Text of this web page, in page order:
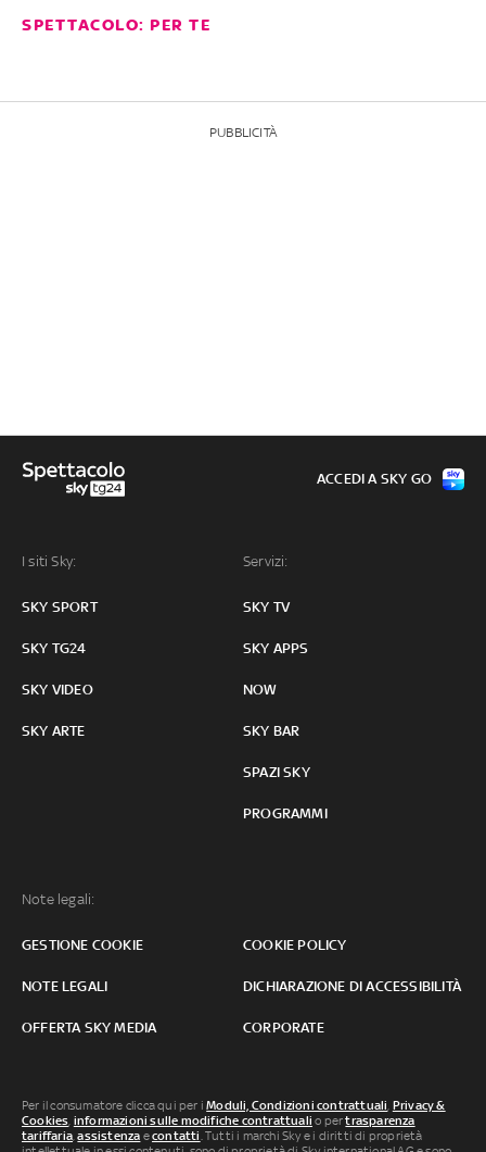
SPETTACOLO: PER TE
PUBBLICITÀ
I siti Sky:
SKY SPORT
SKY TG24
SKY VIDEO
SKY ARTE
Servizi:
SKY TV
SKY APPS
NOW
SKY BAR
SPAZI SKY
PROGRAMMI
Note legali:
GESTIONE COOKIE COOKIE POLICY
NOTE LEGALI DICHIARAZIONE DI ACCESSIBILITÀ
OFFERTA SKY MEDIA CORPORATE
ACCEDI A SKY GO
Per il consumatore clicca qui per iModuli, Condizioni contrattuali Privacy &
Cookies informazioni sulle modifiche contrattuali o pertrasparenza
tariffaria ,assistenza econtatti . Tutti i marchi Sky e i diritti di proprietà